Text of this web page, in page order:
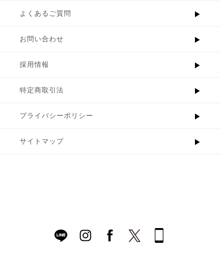
よくあるご質問
お問い合わせ
採用情報
特定商取引法
プライバシーポリシー
サイトマップ